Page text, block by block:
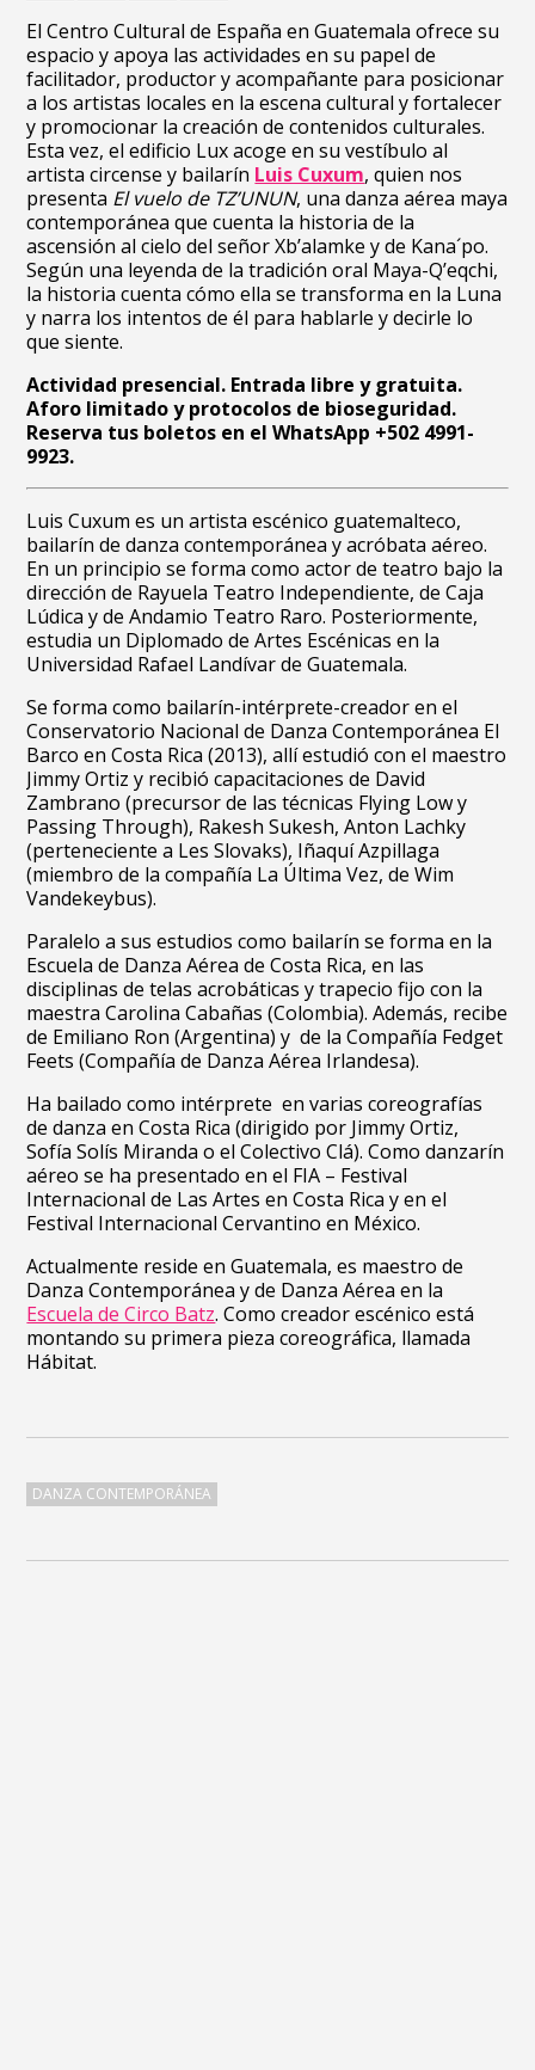
El Centro Cultural de España en Guatemala ofrece su
espacio y apoya las actividades en su papel de
facilitador, productor y acompañante para posicionar
a los artistas locales en la escena culturaly fortalecer
y promocionar la creación de contenidos culturales.
Esta vez, el edificio Lux acoge en su vestíbulo al
artista circense y bailarín Luis Cuxum, quien nos
presenta El vuelo de TZ’UNUN, una danza aérea maya
contemporánea que cuenta la historia de la
ascensión al cielo del señor Xb’alamke y de Kana´po.
Según una leyenda de la tradición oral Maya-Q’eqchi,
la historia cuenta cómo ella se transforma en la Luna
y narra los intentos de él para hablarle y decirle lo
que siente.
Actividad presencial. Entrada libre y gratuita.
Aforo limitado y protocolos de bioseguridad.
Reserva tus boletos en el WhatsApp +502 4991-
9923.
Luis Cuxum es un artista escénico guatemalteco,
bailarín de danza contemporánea y acróbata aéreo.
En un principio se forma como actor de teatro bajo la
dirección de Rayuela Teatro Independiente, de Caja
Lúdica y de Andamio Teatro Raro. Posteriormente,
estudia un Diplomado de Artes Escénicas en la
Universidad Rafael Landívar de Guatemala.
Se forma como bailarín-intérprete-creador en el
Conservatorio Nacional de Danza Contemporánea El
Barco en Costa Rica (2013), allí estudió con el maestro
Jimmy Ortiz y recibió capacitaciones de David
Zambrano (precursor de las técnicas Flying Low y
Passing Through), Rakesh Sukesh, Anton Lachky
(perteneciente a Les Slovaks), Iñaquí Azpillaga
(miembro de la compañía La Última Vez, de Wim
Vandekeybus).
Paralelo a sus estudios como bailarín se forma en la
Escuela de Danza Aérea de Costa Rica, en las
disciplinas de telas acrobáticas y trapecio fijo con la
maestra Carolina Cabañas (Colombia). Además, recibe
de Emiliano Ron (Argentina) y de la Compañía Fedget
Feets (Compañía de Danza Aérea Irlandesa).
Ha bailado como intérprete en varias coreografías
de danza en Costa Rica (dirigido por Jimmy Ortiz,
Sofía Solís Miranda o el Colectivo Clá). Como danzarín
aéreo se ha presentado en el FIA – Festival
Internacional de Las Artes en Costa Rica y en el
Festival Internacional Cervantino en México.
Actualmente reside en Guatemala, es maestro de
Danza Contemporánea y de Danza Aérea en la
Escuela de Circo Batz. Como creador escénico está
montando su primera pieza coreográfica, llamada
Hábitat.
DANZA CONTEMPORÁNEA